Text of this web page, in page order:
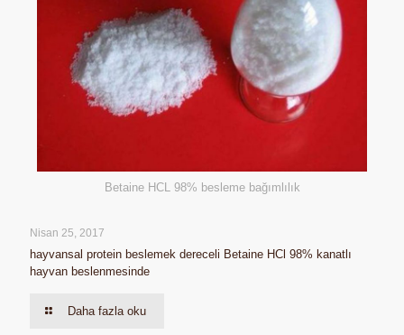
Betaine HCL 98% besleme bağımlılık
Nisan 25, 2017
hayvansal protein beslemek dereceli Betaine HCl 98% kanatlı
hayvan beslenmesinde
Daha fazla oku